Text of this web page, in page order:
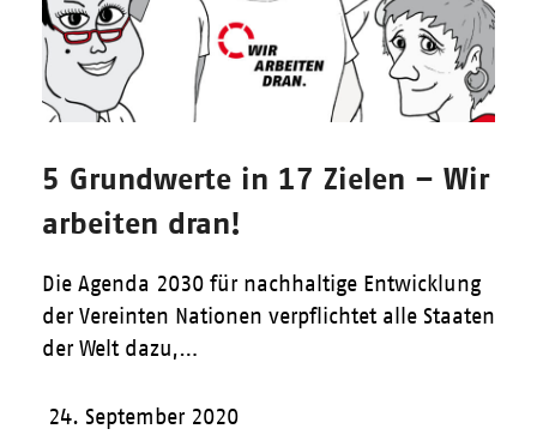
5 Grundwerte in 17 Zielen – Wir
arbeiten dran!
Die Agenda 2030 für nachhaltige Entwicklung
der Vereinten Nationen verpflichtet alle Staaten
der Welt dazu,…
24. September 2020